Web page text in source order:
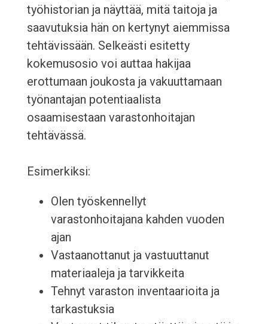
työhistorian ja näyttää, mitä taitoja ja
saavutuksia hän on kertynyt aiemmissa
tehtävissään. Selkeästi esitetty
kokemusosio voi auttaa hakijaa
erottumaan joukosta ja vakuuttamaan
työnantajan potentiaalista
osaamisestaan varastonhoitajan
tehtävässä.
Esimerkiksi:
Olen työskennellyt
varastonhoitajana kahden vuoden
ajan
Vastaanottanut ja vastuuttanut
materiaaleja ja tarvikkeita
Tehnyt varaston inventaarioita ja
tarkastuksia